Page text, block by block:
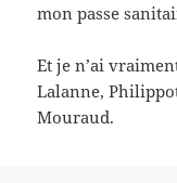
mon passe
Et je n’ai
Lalanne,
Mouraud.